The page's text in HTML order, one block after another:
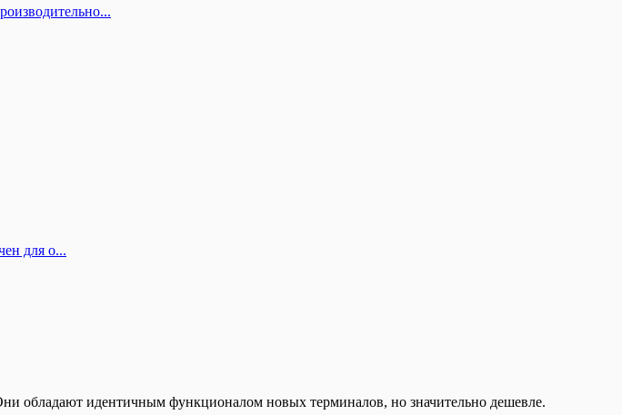
для о...
обладают идентичным функционалом новых терминалов, но значительно дешевле.